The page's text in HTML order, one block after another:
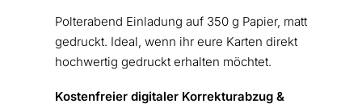
Polterabend Einladung auf 350 g Papier, matt
gedruckt. Ideal, wenn ihr eure Karten direkt
hochwertig gedruckt erhalten möchtet.
Kostenfreier digitaler Korrekturabzug &